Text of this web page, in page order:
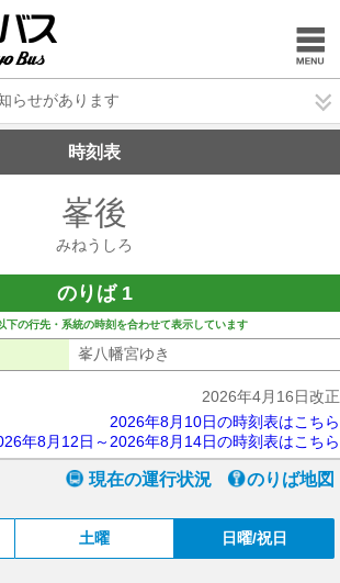
らせがあります
時刻表
峯後
みねうしろ
のりば 1
下の行先・系統の時刻を合わせて表示しています
峯八幡宮ゆき
2026年4月16日改正
2026年8月10日の時刻表はこちら
年8月12日～2026年8月14日の時刻表はこちら
現在の運行状況 のりば地図
土曜 日曜/祝日